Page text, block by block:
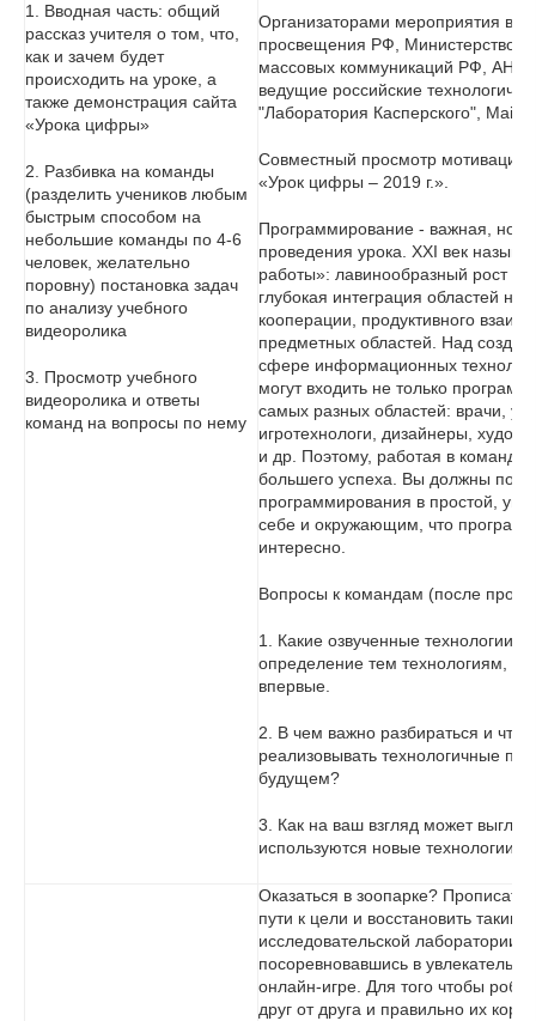
1. Вводная часть: общий
рассказ учителя о том, что,
как и зачем будет
происходить на уроке, а
также демонстрация сайта
«Урока цифры»
2. Разбивка на команды
(разделить учеников любым
быстрым способом на
небольшие команды по 4-6
человек, желательно
поровну) постановка задач
по анализу учебного
видеоролика
3. Просмотр учебного
видеоролика и ответы
команд на вопросы по нему
Организаторами мероприятия
просвещения РФ, Министерство
массовых коммуникаций РФ, АНО
ведущие российские
"Лаборатория Касперского",
Совместный просмотр
«Урок цифры – 2019 г.».
Программирование - важная, но
проведения урока. XXI век
работы»: лавинообразный рост
глубокая интеграция областей
кооперации, продуктивного
предметных областей. Над
сфере информационных
могут входить не только
самых разных областей: врачи,
игротехнологи, дизайнеры,
и др. Поэтому, работая в
большего успеха. Вы должны
программирования в простой,
себе и окружающим, что
интересно.
Вопросы к командам (после
1. Какие озвученные технологии
определение тем технологиям, о
впервые.
2. В чем важно разбираться и что
реализовывать технологичные
будущем?
3. Как на ваш взгляд может
используются новые технологии?
Оказаться в зоопарке? Прописать
пути к цели и восстановить таким
исследовательской
посоревновавшись в
онлайн-игре. Для того чтобы
друг от друга и правильно их